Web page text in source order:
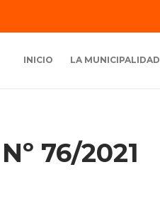
INICIO LA MUNICIPALIDAD
76/2021